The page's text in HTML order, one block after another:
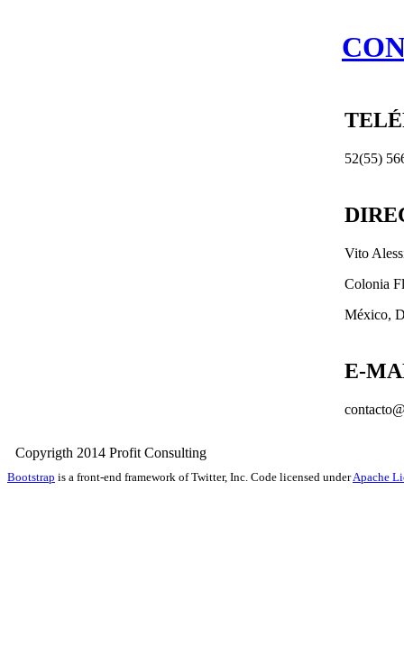
52(55)
Vito
Colonia
México,
E-
Copyrigth 2014 Profit
Bootstrap is a front-end framework of Twitter, Inc. Code licensed underApache